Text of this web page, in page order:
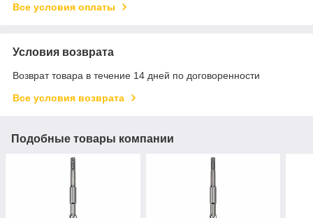
Все условия оплаты
Условия возврата
Возврат товара в течение 14 дней по договоренности
Все условия возврата
Подобные товары компании